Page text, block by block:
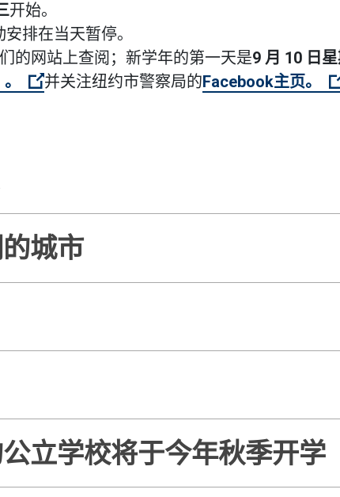
开始。
排在当天暂停。
的网站上查阅；新学年的第一天是9 月 10 日
（打开外部链接）
并关注纽约市警察局的Facebook主页。
开外部链接）
城市
立学校将于今年秋季开学